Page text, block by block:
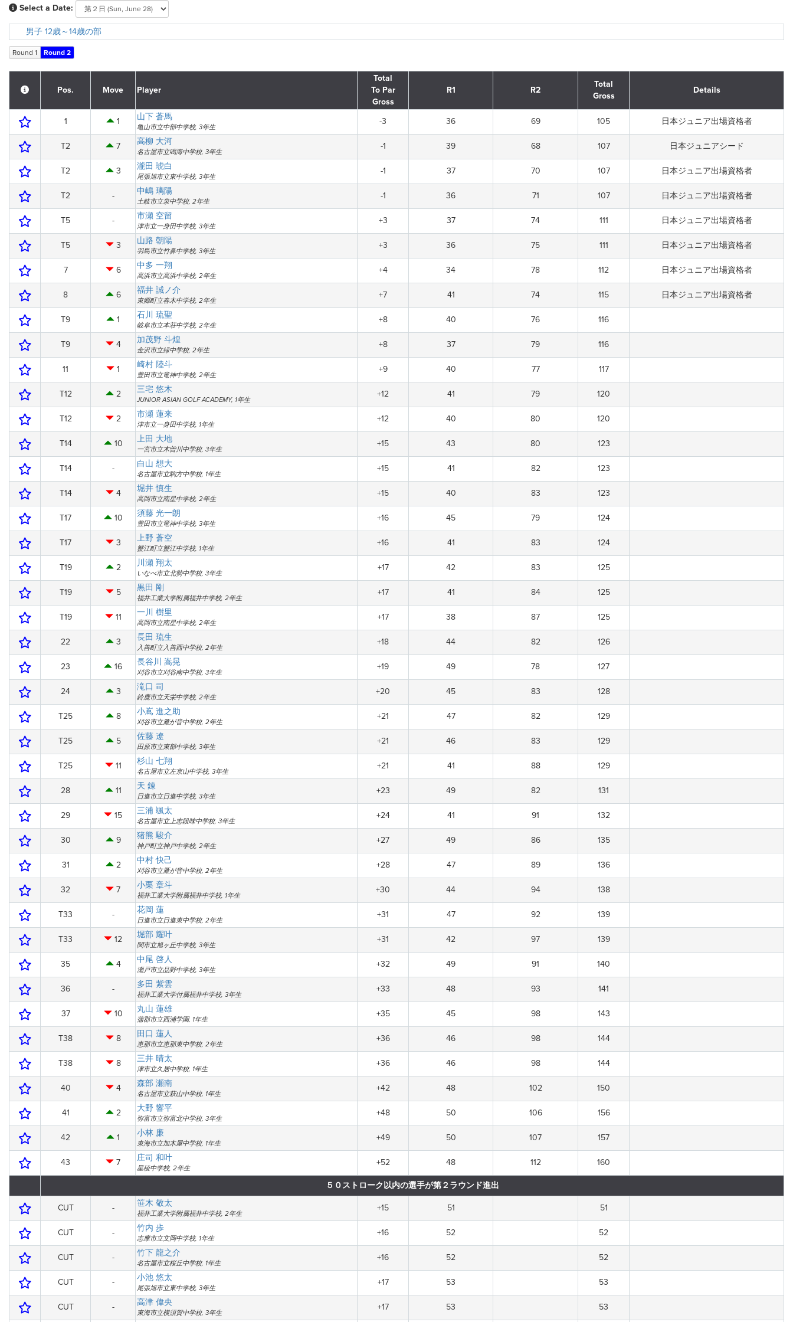
Select a Date:
男子 12歳～14歳の部
Round 1 Round 2
Pos. Move Player
Total
To Par
Gross
R1 R2
Total
Gross
Details
1 1 山下 蒼馬
亀山市立中部中学校, 3年生
-3 36 69 105 日本ジュニア出場資格者
T2 7 高柳 大河
名古屋市立鳴海中学校, 3年生
-1 39 68 107 日本ジュニアシード
T2 3 瀧田 琥白
尾張旭市立東中学校, 3年生
-1 37 70 107 日本ジュニア出場資格者
T2 - 中嶋 璃陽
土岐市立泉中学校, 2年生
-1 36 71 107 日本ジュニア出場資格者
T5 - 市瀬 空留
津市立一身田中学校, 3年生
+3 37 74 111 日本ジュニア出場資格者
T5 3 山路 朝陽
羽島市立竹鼻中学校, 3年生
+3 36 75 111 日本ジュニア出場資格者
7 6 中多 一翔
高浜市立高浜中学校, 2年生
+4 34 78 112 日本ジュニア出場資格者
8 6 福井 誠ノ介
東郷町立春木中学校, 2年生
+7 41 74 115 日本ジュニア出場資格者
T9 1 石川 琉聖
岐阜市立本荘中学校, 2年生
+8 40 76 116
T9 4 加茂野 斗煌
金沢市立緑中学校, 2年生
+8 37 79 116
11 1 崎村 陸斗
豊田市立竜神中学校, 2年生
+9 40 77 117
T12 2 三宅 悠木
JUNIOR ASIAN GOLF ACADEMY, 1年生
+12 41 79 120
T12 2 市瀬 蓮来
津市立一身田中学校, 1年生
+12 40 80 120
T14 10 上田 大地
一宮市立木曽川中学校, 3年生
+15 43 80 123
T14 - 白山 想大
名古屋市立駒方中学校, 1年生
+15 41 82 123
T14 4 堀井 慎生
高岡市立南星中学校, 2年生
+15 40 83 123
T17 10 須藤 光一朗
豊田市立竜神中学校, 3年生
+16 45 79 124
T17 3 上野 蒼空
蟹江町立蟹江中学校, 1年生
+16 41 83 124
T19 2 川瀬 翔太
いなべ市立北勢中学校, 3年生
+17 42 83 125
T19 5 黒田 剛
福井工業大学附属福井中学校, 2年生
+17 41 84 125
T19 11 一川 樹里
高岡市立南星中学校, 2年生
+17 38 87 125
22 3 長田 琉生
入善町立入善西中学校, 2年生
+18 44 82 126
23 16 長谷川 嵩晃
刈谷市立刈谷南中学校, 3年生
+19 49 78 127
24 3 滝口 司
鈴鹿市立天栄中学校, 2年生
+20 45 83 128
T25 8 小嶌 進之助
刈谷市立雁が音中学校, 2年生
+21 47 82 129
T25 5 佐藤 遼
田原市立東部中学校, 3年生
+21 46 83 129
T25 11 杉山 七翔
名古屋市立左京山中学校, 3年生
+21 41 88 129
28 11 天 錬
日進市立日進中学校, 3年生
+23 49 82 131
29 15 三浦 颯太
名古屋市立上志段味中学校, 3年生
+24 41 91 132
30 9 猪熊 駿介
神戸町立神戸中学校, 2年生
+27 49 86 135
31 2 中村 快己
刈谷市立雁が音中学校, 2年生
+28 47 89 136
32 7 小栗 章斗
福井工業大学附属福井中学校, 1年生
+30 44 94 138
T33 - 花岡 蓮
日進市立日進東中学校, 2年生
+31 47 92 139
T33 12 堀部 耀叶
関市立旭ヶ丘中学校, 3年生
+31 42 97 139
35 4 中尾 啓人
瀬戸市立品野中学校, 3年生
+32 49 91 140
36 - 多田 紫雲
福井工業大学付属福井中学校, 3年生
+33 48 93 141
37 10 丸山 蓮雄
蒲郡市立西浦学園, 1年生
+35 45 98 143
T38 8 田口 蓮人
恵那市立恵那東中学校, 2年生
+36 46 98 144
T38 8 三井 晴太
津市立久居中学校, 1年生
+36 46 98 144
40 4 森部 瀬南
名古屋市立萩山中学校, 1年生
+42 48 102 150
41 2 大野 響平
弥富市立弥富北中学校, 3年生
+48 50 106 156
42 1 小林 廉
東海市立加木屋中学校, 1年生
+49 50 107 157
43 7 庄司 和叶
星稜中学校, 2年生
+52 48 112 160
５０ストローク以内の選手が第２ラウンド進出
CUT - 笹木 敬太
福井工業大学附属福井中学校, 2年生
+15 51 51
CUT - 竹内 歩
志摩市立文岡中学校, 1年生
+16 52 52
CUT - 竹下 龍之介
名古屋市立桜丘中学校, 1年生
+16 52 52
CUT - 小池 悠太
尾張旭市立東中学校, 3年生
+17 53 53
CUT - 高津 偉央
東海市立横須賀中学校, 3年生
+17 53 53